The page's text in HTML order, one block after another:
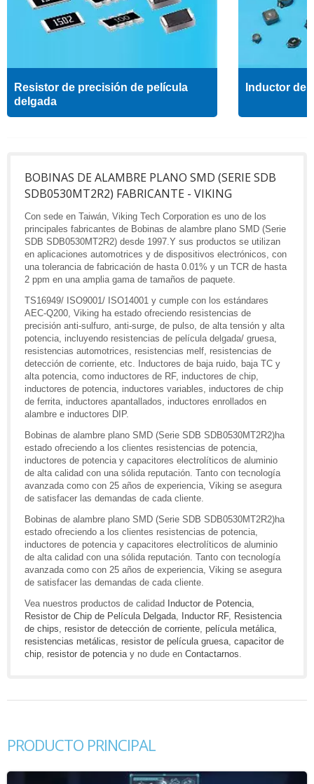
Resistor de precisión de película
delgada
Inductor de
BOBINAS DE ALAMBRE PLANO SMD (SERIE SDB
SDB0530MT2R2) FABRICANTE - VIKING
Con sede en Taiwán, Viking Tech Corporation es uno de los
principales fabricantes de Bobinas de alambre plano SMD (Serie
SDB SDB0530MT2R2) desde 1997.Y sus productos se utilizan
en aplicaciones automotrices y de dispositivos electrónicos, con
una tolerancia de fabricación de hasta 0.01% y un TCR de hasta
2 ppm en una amplia gama de tamaños de paquete.
TS16949/ ISO9001/ ISO14001 y cumple con los estándares
AEC-Q200, Viking ha estado ofreciendo resistencias de
precisión anti-sulfuro, anti-surge, de pulso, de alta tensión y alta
potencia, incluyendo resistencias de película delgada/ gruesa,
resistencias automotrices, resistencias melf, resistencias de
detección de corriente, etc. Inductores de baja ruido, baja TC y
alta potencia, como inductores de RF, inductores de chip,
inductores de potencia, inductores variables, inductores de chip
de ferrita, inductores apantallados, inductores enrollados en
alambre e inductores DIP.
Bobinas de alambre plano SMD (Serie SDB SDB0530MT2R2)ha
estado ofreciendo a los clientes resistencias de potencia,
inductores de potencia y capacitores electrolíticos de aluminio
de alta calidad con una sólida reputación. Tanto con tecnología
avanzada como con 25 años de experiencia, Viking se asegura
de satisfacer las demandas de cada cliente.
Bobinas de alambre plano SMD (Serie SDB SDB0530MT2R2)ha
estado ofreciendo a los clientes resistencias de potencia,
inductores de potencia y capacitores electrolíticos de aluminio
de alta calidad con una sólida reputación. Tanto con tecnología
avanzada como con 25 años de experiencia, Viking se asegura
de satisfacer las demandas de cada cliente.
Vea nuestros productos de calidad
Inductor de Potencia,
Resistor de Chip de Película Delgada, Inductor RF, Resistencia
de chips, resistor de detección de corriente, película metálica,
resistencias metálicas, resistor de película gruesa, capacitor de
chip, resistor de potenciay no dude en Contactarnos.
PRODUCTO PRINCIPAL